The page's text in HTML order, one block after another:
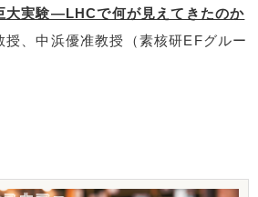
大実験―LHCで何が見えてきたのか
授、中浜優准教授（素核研EFグルー